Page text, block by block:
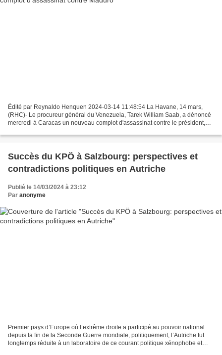
Édité par Reynaldo Henquen 2024-03-14 11:48:54 La Havane, 14 mars,
(RHC)- Le procureur général du Venezuela, Tarek William Saab, a dénoncé
mercredi à Caracas un nouveau complot d'assassinat contre le président,
Succès du KPÖ à Salzbourg: perspectives et
contradictions politiques en Autriche
Publié le 14/03/2024 à 23:12
Par anonyme
Premier pays d’Europe où l’extrême droite a participé au pouvoir national
depuis la fin de la Seconde Guerre mondiale, politiquement, l’Autriche fut
longtemps réduite à un laboratoire de ce courant politique xénophobe et